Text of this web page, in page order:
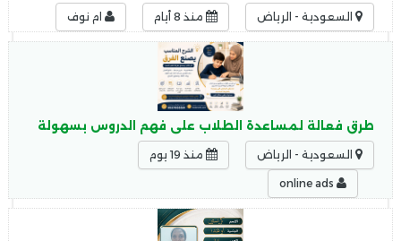
السعودية - الرياض منذ 8 أيام ام نوف
طرق فعالة لمساعدة الطلاب على فهم الدروس بسهولة -
السعودية - الرياض منذ 19 يوم